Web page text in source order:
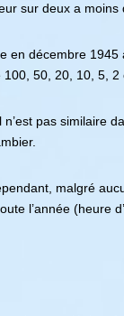
sur deux a moins
en décembre 1945
50, 20, 10, 5, 2
pas similaire
malgré
l’année (heure